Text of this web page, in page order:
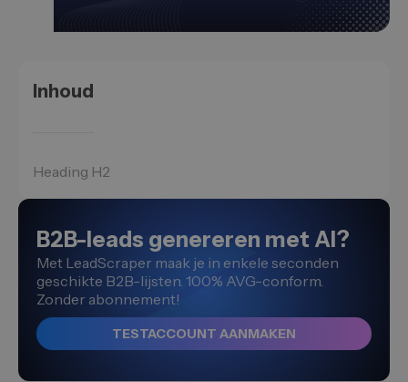
Inhoud
Heading H2
B2B-leads genereren met AI?
Met LeadScraper maak je in enkele seconden
geschikte B2B-lijsten. 100% AVG-conform.
Zonder abonnement!
TESTACCOUNT AANMAKEN